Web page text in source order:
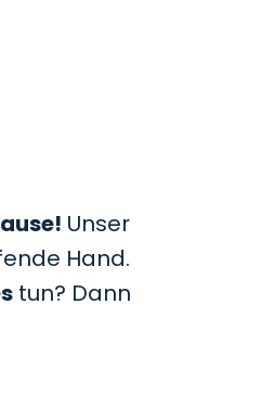
Unser
Hand.
tun? Dann